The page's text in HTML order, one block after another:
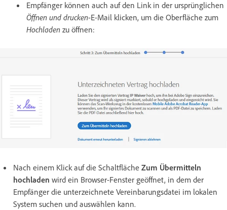
Empfänger können auch auf den Link in der ursprünglichen
Öffnen und drucken-E-Mail klicken, um die Oberfläche zum
Hochladen zu öffnen:
Nach einem Klick auf die Schaltfläche Zum Übermitteln
hochladen wird ein Browser-Fenster geöffnet, in dem der
Empfänger die unterzeichnete Vereinbarungsdatei im lokalen
System suchen und auswählen kann.